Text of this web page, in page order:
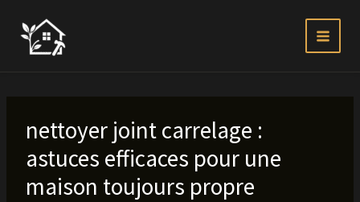
contenu
nettoyer joint carrelage :
astuces efficaces pour une
maison toujours propre